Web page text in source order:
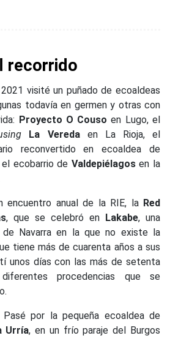
recorrido
visité un puñado de ecoaldeas
todavía en germen y otras con
Proyecto O Couso en Lugo, el
La Veredaen La Rioja, el
reconvertido en ecoaldea de
ecobarrio de Valdepiélagosen la
encuentro anual de la RIE, la Red
, que se celebró en Lakabe, una
de Navarra en la que no existe la
tiene más de cuarenta años a sus
unos días con las más de setenta
procedencias que se
Pasé por la pequeña ecoaldea de
Urría, en un frío paraje del Burgos